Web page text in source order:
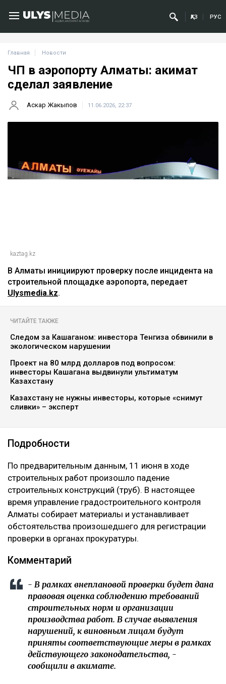
ҚАЗ РУС
Главная Новости
ЧП в аэропорту Алматы: акимат
сделал заявление
Аскар Жакыпов 11.06.2026, 22:37
kaztag.kz
В Алматы инициируют проверку после инцидента на
строительной площадке аэропорта, передает
Ulysmedia.kz.
ЧИТАЙТЕ ТАКЖЕ
Следом за Кашаганом: инвестора Тенгиза обвинили в
экологическом нарушении
Проект на 80 млрд долларов под вопросом:
инвесторы Кашагана выдвинули ультиматум
Казахстану
Казахстану не нужны инвесторы, которые «снимут
сливки» – эксперт
Подробности
По предварительным данным, 11 июня в ходе
строительных работ произошло падение
строительных конструкций (труб). В настоящее
время управление градостроительного контроля
Алматы собирает материалы и устанавливает
обстоятельства произошедшего для регистрации
проверки в органах прокуратуры.
Комментарий
- В рамках внеплановой проверки будет дана
правовая оценка соблюдению требований
строительных норм и организации
производства работ. В случае выявления
нарушений, к виновным лицам будут
приняты соответствующие меры в рамках
действующего законодательства, -
сообщили в акимате.